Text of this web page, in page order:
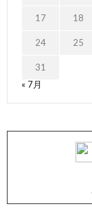
17 18
24 25
31
« 7月